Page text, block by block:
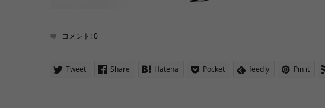
コメント:0
Tweet Share Hatena Pocket feedly Pin it